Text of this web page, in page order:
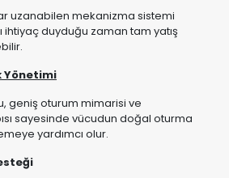
geniş oturum mimarisi ve
sayesinde vücudun doğal oturma
desteklenmesine katkı
konfor hissini artırır.